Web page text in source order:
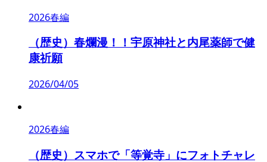
2026春編
（歴史）春爛漫！！宇原神社と内尾薬師で健
康祈願
2026/04/05
2026春編
（歴史）スマホで「等覚寺」にフォトチャレ